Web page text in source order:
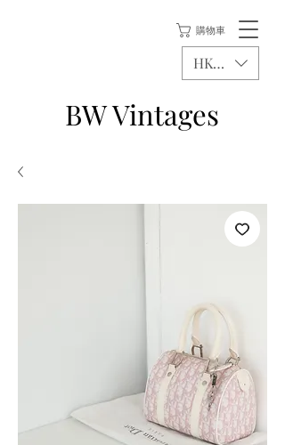
購物車
BW Vintages
HKD (HK$)